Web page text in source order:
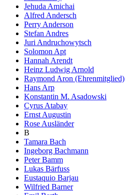
Jehuda Amichai
Alfred Andersch
Perry Anderson
Stefan Andres
Juri Andruchowytsch
Solomon Apt
Hannah Arendt
Heinz Ludwig Arnold
Raymond Aron (Ehrenmitglied)
Hans Arp
Konstantin M. Asadowski
Cyrus Atabay
Ernst Augustin
Rose Ausländer
B
Tamara Bach
Ingeborg Bachmann
Peter Bamm
Lukas Bärfuss
Eustaquio Barjau
Wilfried Barner